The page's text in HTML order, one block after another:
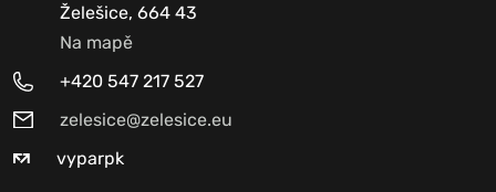
Želešice, 664 43
Na mapě
+420 547 217 527
zelesice@zelesice.eu
vyparpk